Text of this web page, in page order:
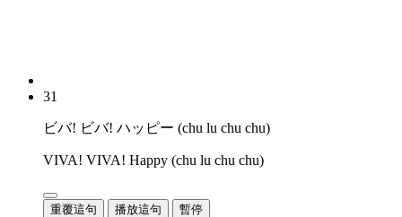
31
ビバ! ビバ! ハッピー (chu lu chu chu)
VIVA! VIVA! Happy (chu lu chu chu)
重覆這句 播放這句 暫停